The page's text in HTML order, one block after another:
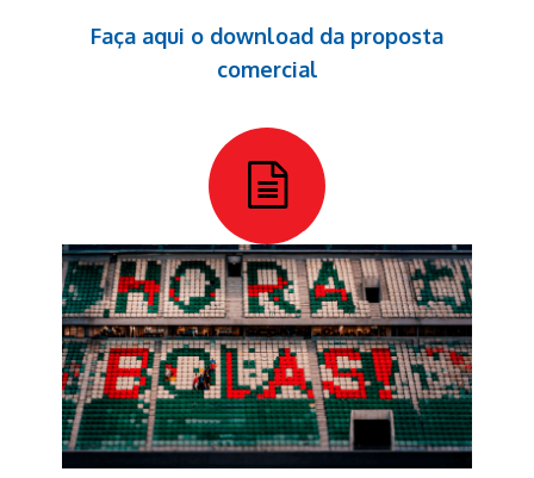
Faça aqui o download da proposta
comercial